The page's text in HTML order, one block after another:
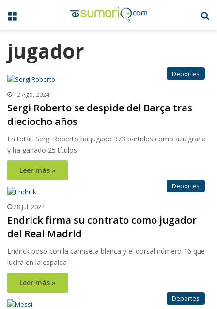
Menú
jugador
Deportes
12 Ago, 2024
Sergi Roberto se despide del Barça tras
dieciocho años
En total, Sergi Roberto ha jugado 373 partidos como azulgrana
y ha ganado 25 títulos
Leer más »
Deportes
28 Jul, 2024
Endrick firma su contrato como jugador
del Real Madrid
Endrick posó con la camiseta blanca y el dorsal número 16 que
lucirá en la espalda
Leer más »
Deportes